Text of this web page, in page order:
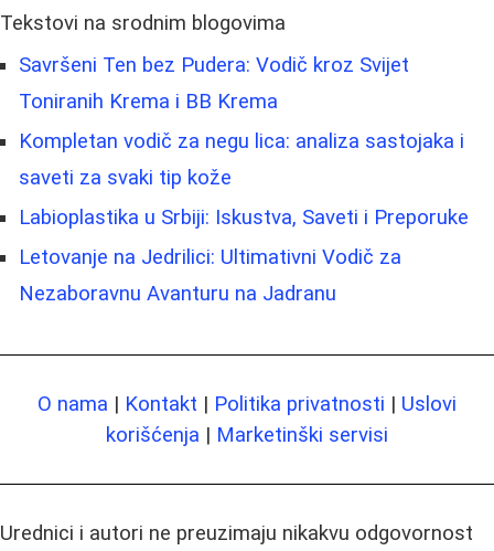
Tekstovi na srodnim blogovima
Savršeni Ten bez Pudera: Vodič kroz Svijet
Toniranih Krema i BB Krema
Kompletan vodič za negu lica: analiza sastojaka i
saveti za svaki tip kože
Labioplastika u Srbiji: Iskustva, Saveti i Preporuke
Letovanje na Jedrilici: Ultimativni Vodič za
Nezaboravnu Avanturu na Jadranu
O nama | Kontakt | Politika privatnosti | Uslovi
korišćenja | Marketinški servisi
Urednici i autori ne preuzimaju nikakvu odgovornost